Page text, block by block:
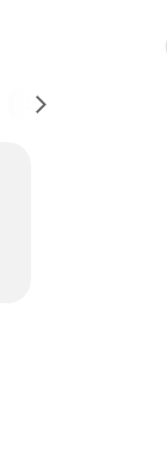
Экономика и финансы